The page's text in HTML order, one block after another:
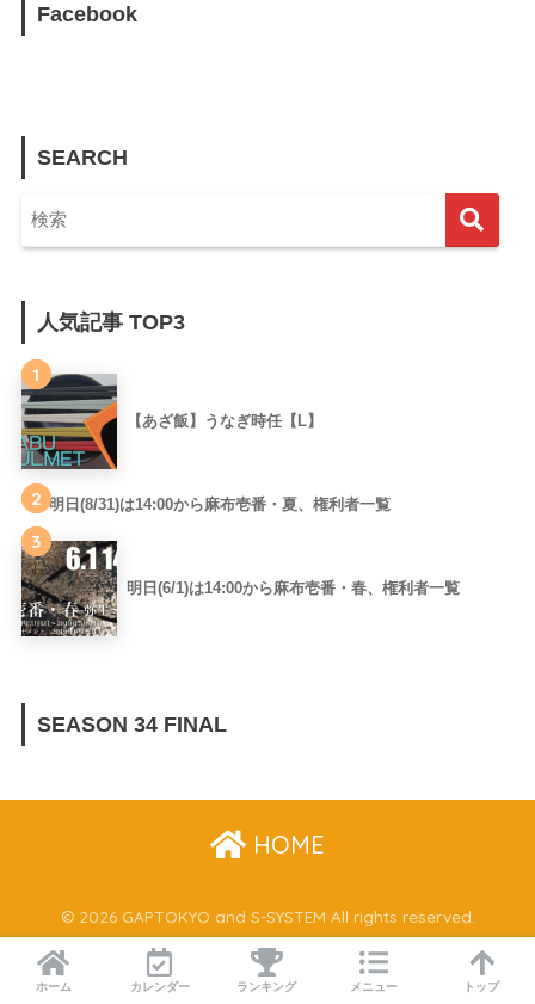
Facebook
SEARCH
人気記事 TOP3
1
【あざ飯】うなぎ時任【L】
2 明日(8/31)は14:00から麻布壱番・夏、権利者一覧
3
明日(6/1)は14:00から麻布壱番・春、権利者一覧
SEASON 34 FINAL
HOME
© 2026 GAPTOKYO and S-SYSTEM All rights reserved.
ホーム カレンダー ランキング メニュー トップ